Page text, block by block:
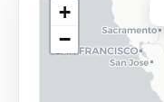
+
−